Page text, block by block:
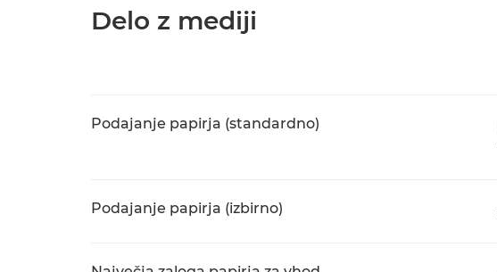
Delo z mediji
Podajanje papirja (standardno)
Podajanje papirja (izbirno)